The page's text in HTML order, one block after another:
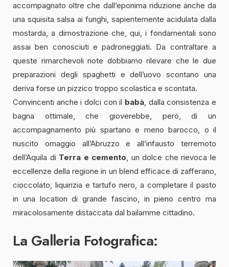
accompagnato oltre che dall’eponima riduzione anche da
una squisita salsa ai funghi, sapientemente acidulata dalla
mostarda, a dimostrazione che, qui, i fondamentali sono
assai ben conosciuti e padroneggiati. Da contraltare a
queste rimarchevoli note dobbiamo rilevare che le due
preparazioni degli spaghetti e dell’uovo scontano una
deriva forse un pizzico troppo scolastica e scontata.
Convincenti anche i dolci con il babà, dalla consistenza e
bagna ottimale, che gioverebbe, però, di un
accompagnamento più spartano e meno barocco, o il
riuscito omaggio all’Abruzzo e all’infausto terremoto
dell’Aquila di Terra e cemento, un dolce che rievoca le
eccellenze della regione in un blend efficace di zafferano,
cioccolato, liquirizia e tartufo nero, a completare il pasto
in una location di grande fascino, in pieno centro ma
miracolosamente distaccata dal bailamme cittadino.
La Galleria Fotografica: